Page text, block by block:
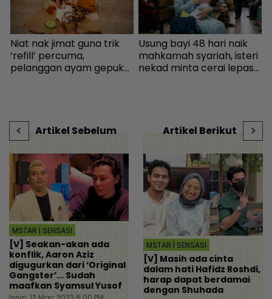
Niat nak jimat guna trik
‘refill’ percuma,
pelanggan ayam gepuk
Usung bayi 48 hari naik
mahkamah syariah, isteri
nekad minta cerai lepas
Artikel Sebelum
MSTAR | SENSASI
[V] Seakan-akan ada
konflik, Aaron Aziz
digugurkan dari ‘Original
Gangster’... Sudah
maafkan Syamsul Yusof
Artikel Berikut
MSTAR | SENSASI
[V] Masih ada cinta
dalam hati Hafidz Roshdi,
harap dapat berdamai
dengan Shuhada